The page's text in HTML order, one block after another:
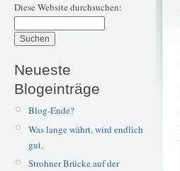
Diese Website durchsuchen:
Neueste
Blogeinträge
Blog-Ende?
Was lange währt, wird endlich
gut.
Strohner Brücke auf der